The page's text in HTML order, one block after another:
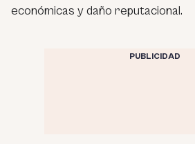
económicas y daño reputacional.
PUBLICIDAD